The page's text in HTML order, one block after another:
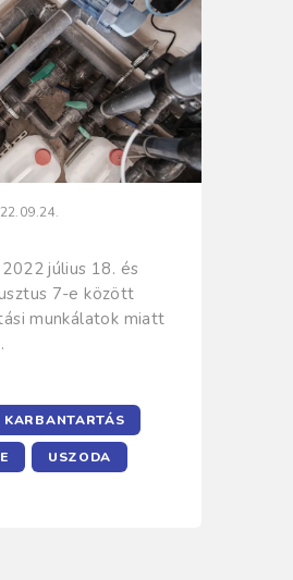
július 18. és
7-e között
munkálatok miatt
KARBANTARTÁS
USZODA